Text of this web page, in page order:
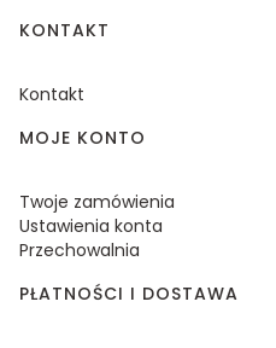
KONTAKT
Kontakt
MOJE KONTO
Twoje zamówienia
Ustawienia konta
Przechowalnia
PŁATNOŚCI I DOSTAWA